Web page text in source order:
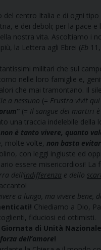
centro Italia e di ogni tipo
e dei deboli; per la pace e
vita. Ascoltiamo i
la Lettera agli Ebrei (Eb
militari che sul
nelle loro famiglie e,
che mai tramontano. Il
a nessuno (= Frustra vivit
” (= Il sangue dei martiri
una traccia indelebile della
è tanto vivere, quanto
molte volte, non basta
con leggi ingiuste ed
essere misericordiosi!
dell’indifferenza e dello
a lungo, ma vivere bene,
Chiediamo a Dio,
fiduciosi ed ottimisti.
di Unità
dell’amore!